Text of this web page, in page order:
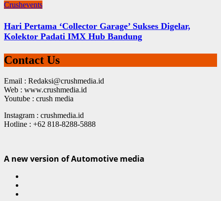
Crushevents
Hari Pertama ‘Collector Garage’ Sukses Digelar,
Kolektor Padati IMX Hub Bandung
Contact Us
Email : Redaksi@crushmedia.id
Web : www.crushmedia.id
Youtube : crush media
Instagram : crushmedia.id
Hotline : +62 818-8288-5888
A new version of Automotive media